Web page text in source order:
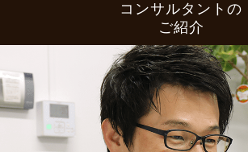
コンサルタントの
ご紹介